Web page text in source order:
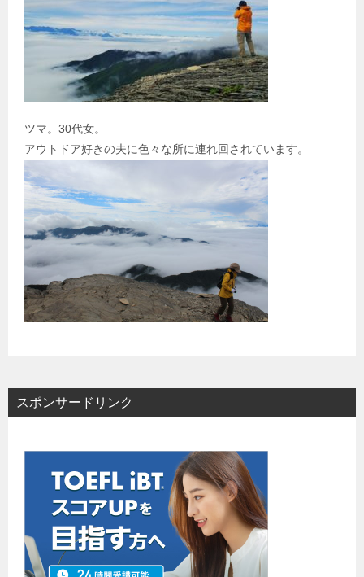
ツマ。30代女。
アウトドア好きの夫に色々な所に連れ回されています。
スポンサードリンク